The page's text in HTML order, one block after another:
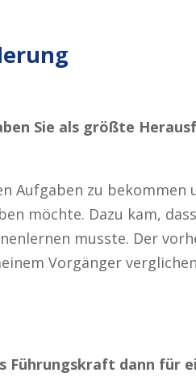
Sie als größte
Aufgaben zu bekommen
möchte. Dazu kam,
musste. Der
Vorgänger
Führungskraft dann für